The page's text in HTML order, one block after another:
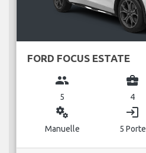
FORD FOCUS ESTATE
group
5
business_center
4
miscellaneous_services
Manuelle
login
5 Porte